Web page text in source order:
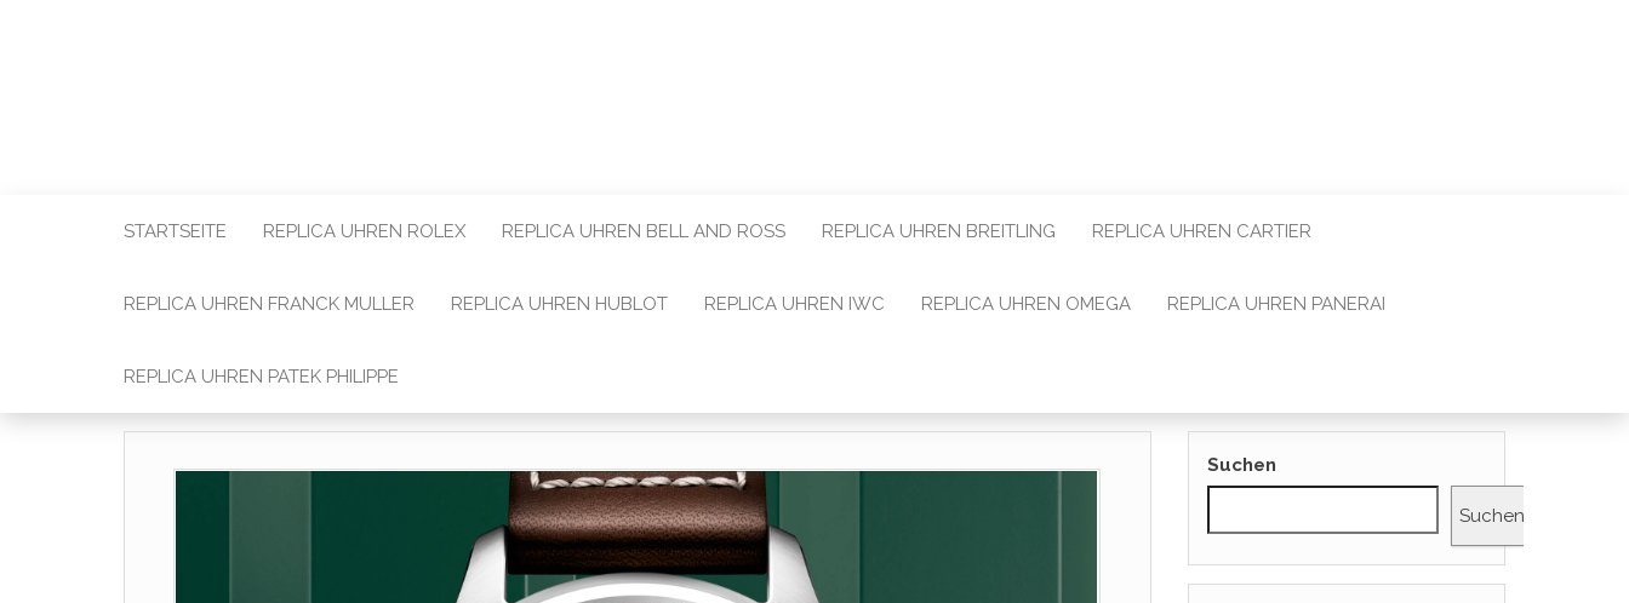
STARTSEITE REPLICA UHREN ROLEX REPLICA UHREN BELL AND ROSS REPLICA UHREN BREITLING REPLICA UHREN CARTIER
REPLICA UHREN FRANCK MULLER REPLICA UHREN HUBLOT REPLICA UHREN IWC REPLICA UHREN OMEGA REPLICA UHREN PANERAI
REPLICA UHREN PATEK PHILIPPE
Suchen
Suchen